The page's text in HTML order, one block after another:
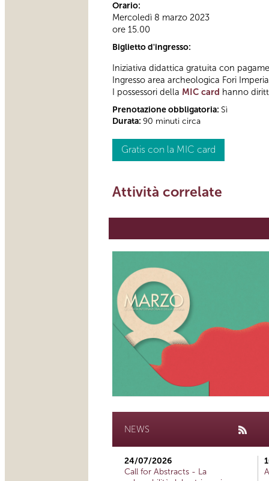
Orario:
Mercoledì 8 marzo 2023
ore 15.00
Biglietto d'ingresso:
Iniziativa didattica gratuita con
Ingresso area archeologica Fori
I possessori della MIC card hanno
Prenotazione obbligatoria: Sì
Durata: 90 minuti circa
Gratis con la MIC card
Attività correlate
NEWS
24/07/2026
Call for Abstracts - La